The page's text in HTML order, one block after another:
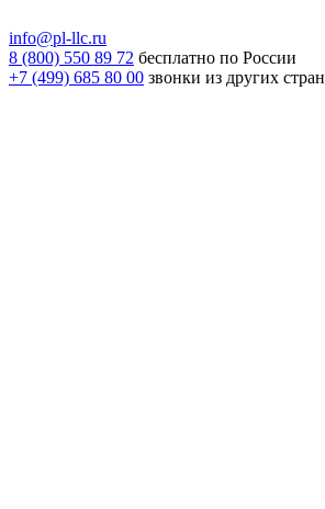
info@pl-llc.ru
8 (800) 550 89 72 бесплатно по России
+7 (499) 685 80 00 звонки из других стран